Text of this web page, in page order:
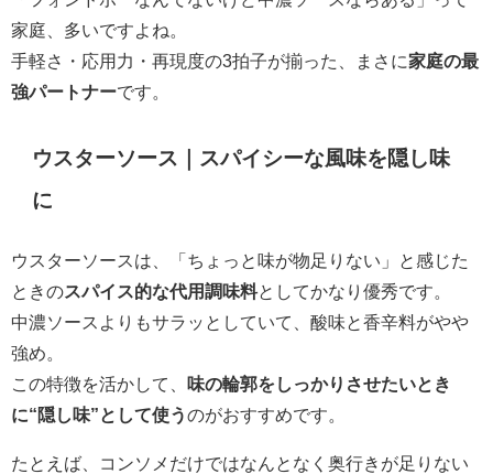
家庭、多いですよね。
手軽さ・応用力・再現度の3拍子が揃った、まさに家庭の最
強パートナーです。
ウスターソース｜スパイシーな風味を隠し味
に
ウスターソースは、「ちょっと味が物足りない」と感じた
ときのスパイス的な代用調味料としてかなり優秀です。
中濃ソースよりもサラッとしていて、酸味と香辛料がやや
強め。
この特徴を活かして、
味の輪郭をしっかりさせたいとき
に“隠し味”として使うのがおすすめです。
たとえば、コンソメだけではなんとなく奥行きが足りない